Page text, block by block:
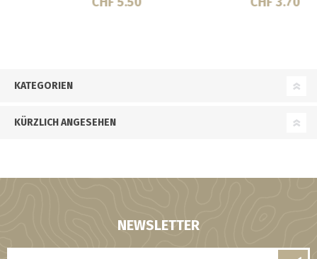
KATEGORIEN
KÜRZLICH ANGESEHEN
NEWSLETTER